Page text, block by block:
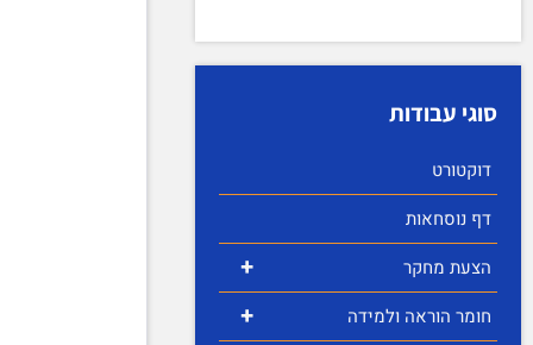
סוגי עבודות
דוקטורט
דף נוסחאות
+ הצעת מחקר
+
חומר הוראה ולמידה